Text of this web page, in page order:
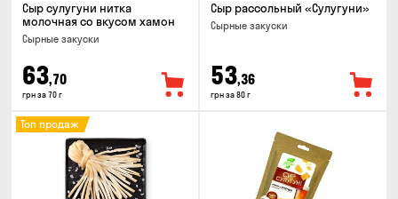
Сыр сулугуни нитка
молочная со вкусом хамон
Cырные закуски
63,70
грн за 70 г
Сыр рассольный «Сулугуни»
Cырные закуски
53,36
грн за 80 г
Топ продаж